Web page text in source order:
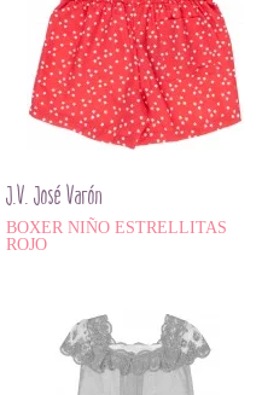
J.V. José Varón
BOXER NIÑO ESTRELLITAS
ROJO